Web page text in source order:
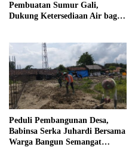
Pembuatan Sumur Gali,
Dukung Ketersediaan Air bagi
Peduli Pembangunan Desa,
Babinsa Serka Juhardi Bersama
Warga Bangun Semangat